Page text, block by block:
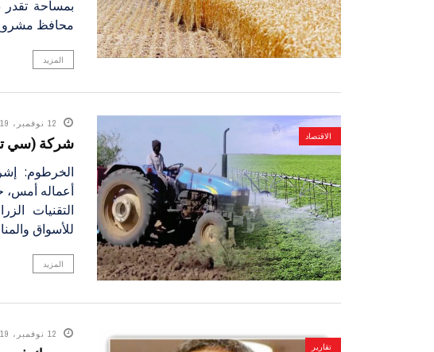
محافظ
المزيد
الاقتصاد
12 نوفمبر، 2019
شركة (سي
الخرطوم:
التقنيات
للأسواق
المزيد
تقارير
12 نوفمبر، 2019